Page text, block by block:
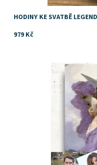
HODINY KE SVATBĚ
979 Kč
Darujte výjimečný dárek ke
Skladem